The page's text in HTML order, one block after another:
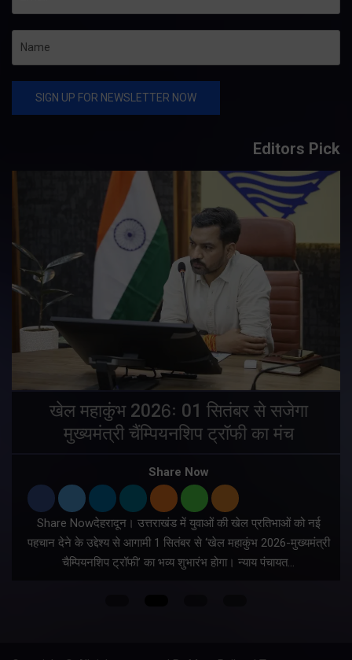
Editors Pick
खेल महाकुंभ 2026ः 01 सितंबर से सजेगा
मुख्यमंत्री चैंम्पियनशिप ट्रॉफी का मंच
Share Now
Share Nowदेहरादून। उत्तराखंड में युवाओं की खेल प्रतिभाओं को नई
पहचान देने के उद्देश्य से आगामी 1 सितंबर से ‘खेल महाकुंभ 2026-मुख्यमंत्री
चैम्पियनशिप ट्रॉफी’ का भव्य शुभारंभ होगा। न्याय पंचायत…